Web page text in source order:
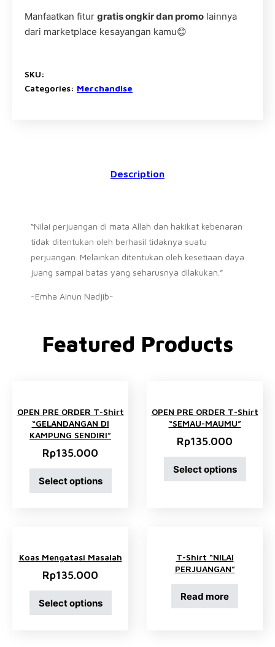
Manfaatkan fitur gratis ongkir dan promo lainnya
dari marketplace kesayangan kamu😊
SKU:
Categories: Merchandise
Description
“Nilai perjuangan di mata Allah dan hakikat kebenaran
tidak ditentukan oleh berhasil tidaknya suatu
perjuangan. Melainkan ditentukan oleh kesetiaan daya
juang sampai batas yang seharusnya dilakukan.”
-Emha Ainun Nadjib-
Featured Products
OPEN PRE ORDER T-Shirt
“GELANDANGAN DI
KAMPUNG SENDIRI”
Rp135.000
Select options
OPEN PRE ORDER T-Shirt
“SEMAU-MAUMU”
Rp135.000
Select options
Koas Mengatasi Masalah
Rp135.000
Select options
T-Shirt “NILAI
PERJUANGAN”
Read more